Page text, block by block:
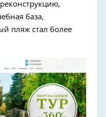
база,
пляж стал более